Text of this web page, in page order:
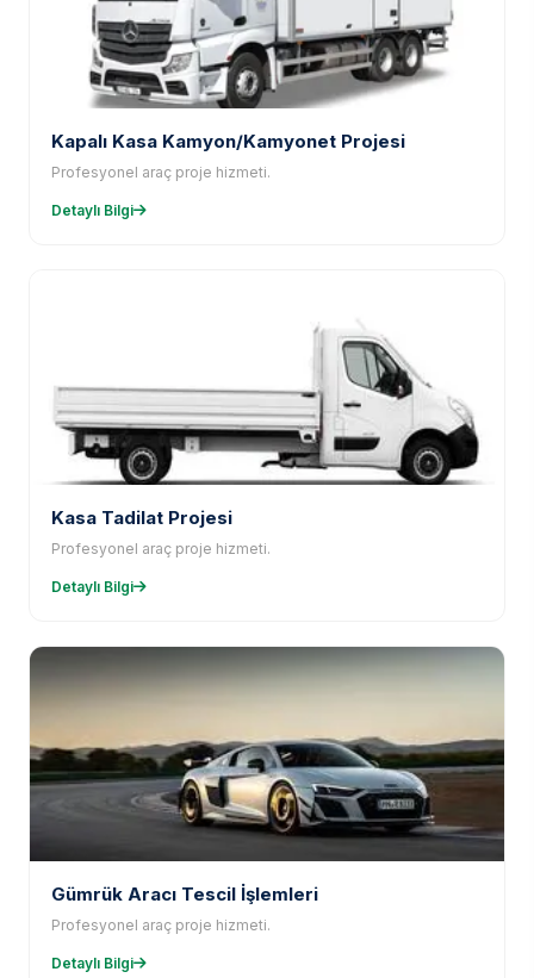
Kapalı Kasa Kamyon/Kamyonet Projesi
Profesyonel araç proje hizmeti.
Detaylı Bilgi
Kasa Tadilat Projesi
Profesyonel araç proje hizmeti.
Detaylı Bilgi
Gümrük Aracı Tescil İşlemleri
Profesyonel araç proje hizmeti.
Detaylı Bilgi